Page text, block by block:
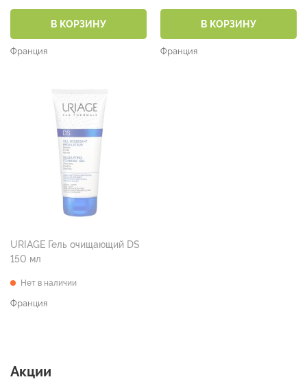
В КОРЗИНУ
Франция
В КОРЗИНУ
Франция
URIAGE Гель очищающий DS
150 мл
Нет в наличии
Франция
Акции